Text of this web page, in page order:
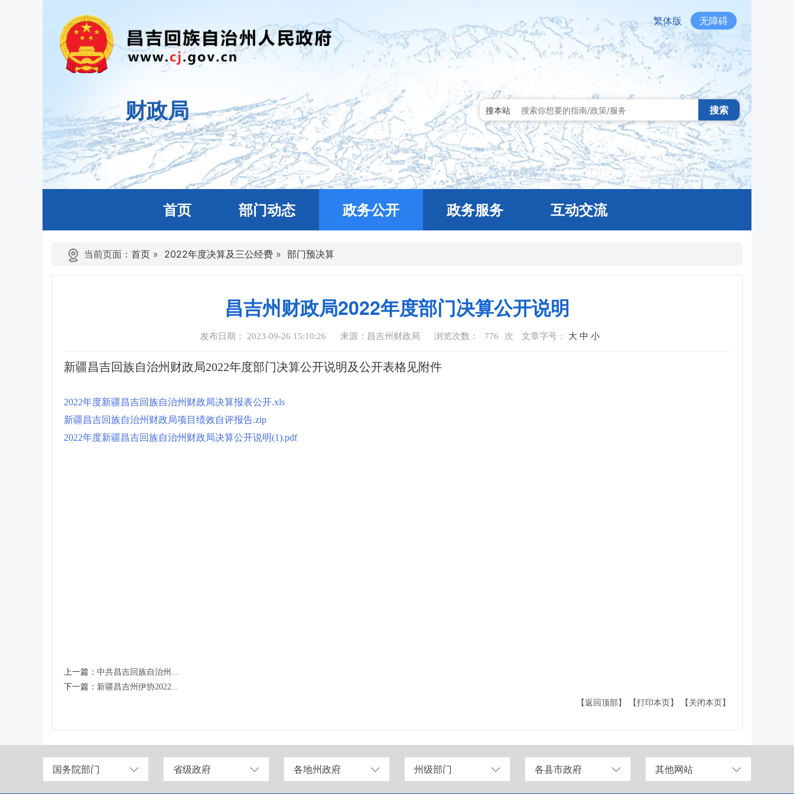
繁体版 无障碍
财政局 搜本站 搜索
首页 部门动态 政务公开 政务服务 互动交流
当前页面： 首页 » 2022年度决算及三公经费 » 部门预决算
昌吉州财政局2022年度部门决算公开说明
发布日期： 2023-09-26 15:10:26 来源：昌吉州财政局 浏览次数： 776 次 文章字号： 大 中 小
新疆昌吉回族自治州财政局2022年度部门决算公开说明及公开表格见附件
2022年度新疆昌吉回族自治州财政局决算报表公开.xls
新疆昌吉回族自治州财政局项目绩效自评报告.zip
2022年度新疆昌吉回族自治州财政局决算公开说明(1).pdf
上一篇： 中共昌吉回族自治州...
下一篇： 新疆昌吉州伊协2022...
【返回顶部】
【打印本页】 【关闭本页】
国务院部门 省级政府 各地州政府 州级部门 各县市政府 其他网站